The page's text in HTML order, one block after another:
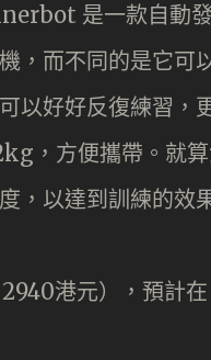
是一款自動
，而不同的是它可
以好好反復練習，
，方便攜帶。就
，以達到訓練的效
2940港元），預計在